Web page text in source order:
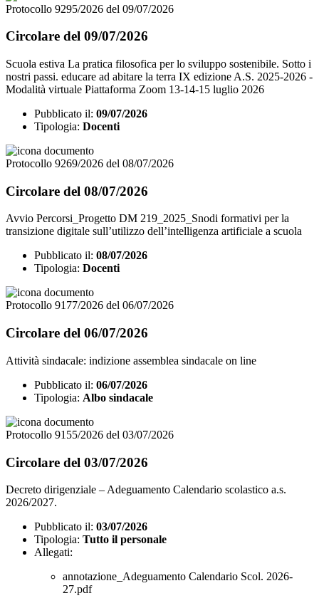
Protocollo 9295/2026 del 09/07/2026
Circolare del 09/07/2026
Scuola estiva La pratica filosofica per lo sviluppo sostenibile. Sotto i
nostri passi. educare ad abitare la terra IX edizione A.S. 2025-2026 -
Modalità virtuale Piattaforma Zoom 13-14-15 luglio 2026
Pubblicato il: 09/07/2026
Tipologia: Docenti
Protocollo 9269/2026 del 08/07/2026
Circolare del 08/07/2026
Avvio Percorsi_Progetto DM 219_2025_Snodi formativi per la
transizione digitale sull’utilizzo dell’intelligenza artificiale a scuola
Pubblicato il: 08/07/2026
Tipologia: Docenti
Protocollo 9177/2026 del 06/07/2026
Circolare del 06/07/2026
Attività sindacale: indizione assemblea sindacale on line
Pubblicato il: 06/07/2026
Tipologia: Albo sindacale
Protocollo 9155/2026 del 03/07/2026
Circolare del 03/07/2026
Decreto dirigenziale – Adeguamento Calendario scolastico a.s.
2026/2027.
Pubblicato il: 03/07/2026
Tipologia: Tutto il personale
Allegati:
annotazione_Adeguamento Calendario Scol. 2026-
27.pdf